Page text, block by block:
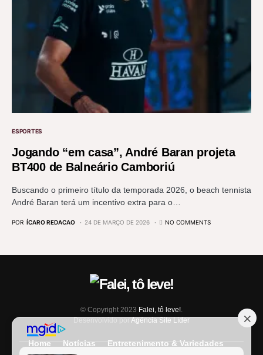
ESPORTES
Jogando “em casa”, André Baran projeta
BT400 de Balneário Camboriú
Buscando o primeiro título da temporada 2026, o beach tennista
André Baran terá um incentivo extra para o…
POR ÍCARO REDACAO 24 DE MARÇO DE 2026 NO COMMENTS
© Copyright 2023 Falei, tô leve!.
Desenvolvido por Agência Site Líder
Home Notícias Entretenimento & Variedades